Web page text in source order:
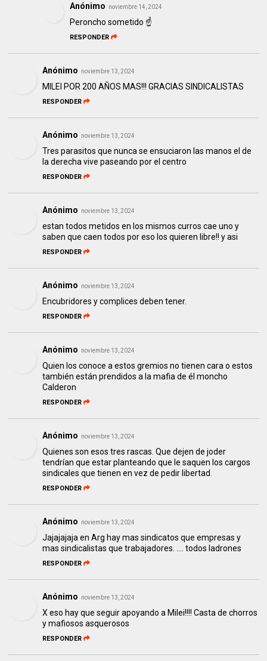
Anónimo noviembre 14, 2024
Peroncho sometido ☝️
RESPONDER
Anónimo noviembre 13, 2024
MILEI POR 200 AÑOS MAS!!! GRACIAS SINDICALISTAS
RESPONDER
Anónimo noviembre 13, 2024
Tres parasitos que nunca se ensuciaron las manos el de
la derecha vive paseando por el centro
RESPONDER
Anónimo noviembre 13, 2024
estan todos metidos en los mismos curros cae uno y
saben que caen todos por eso los quieren libre!! y asi
RESPONDER
Anónimo noviembre 13, 2024
Encubridores y complices deben tener.
RESPONDER
Anónimo noviembre 13, 2024
Quien los conoce a estos gremios no tienen cara o estos
también están prendidos a la mafia de él moncho
Calderon
RESPONDER
Anónimo noviembre 13, 2024
Quienes son esos tres rascas. Que dejen de joder
tendrían que estar planteando que le saquen los cargos
sindicales que tienen en vez de pedir libertad.
RESPONDER
Anónimo noviembre 13, 2024
Jajajajaja en Arg hay mas sindicatos que empresas y
mas sindicalistas que trabajadores. .... todos ladrones
RESPONDER
Anónimo noviembre 13, 2024
X eso hay que seguir apoyando a Milei!!!! Casta de chorros
y mafiosos asquerosos
RESPONDER